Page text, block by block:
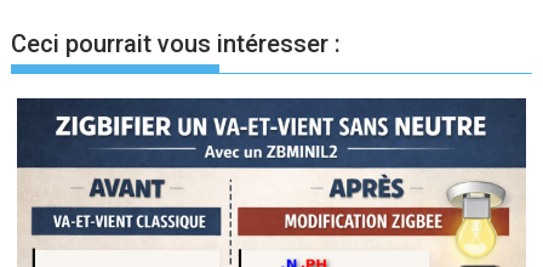
Ceci pourrait vous intéresser :